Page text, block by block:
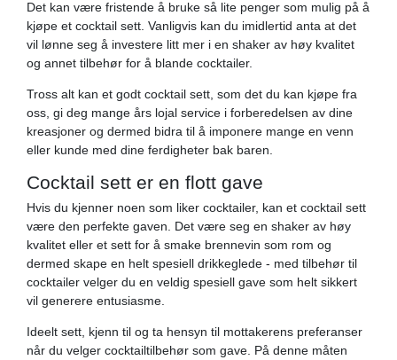
Det kan være fristende å bruke så lite penger som mulig på å
kjøpe et cocktail sett. Vanligvis kan du imidlertid anta at det
vil lønne seg å investere litt mer i en shaker av høy kvalitet
og annet tilbehør for å blande cocktailer.
Tross alt kan et godt cocktail sett, som det du kan kjøpe fra
oss, gi deg mange års lojal service i forberedelsen av dine
kreasjoner og dermed bidra til å imponere mange en venn
eller kunde med dine ferdigheter bak baren.
Cocktail sett er en flott gave
Hvis du kjenner noen som liker cocktailer, kan et cocktail sett
være den perfekte gaven. Det være seg en shaker av høy
kvalitet eller et sett for å smake brennevin som rom og
dermed skape en helt spesiell drikkeglede - med tilbehør til
cocktailer velger du en veldig spesiell gave som helt sikkert
vil generere entusiasme.
Ideelt sett, kjenn til og ta hensyn til mottakerens preferanser
når du velger cocktailtilbehør som gave. På denne måten